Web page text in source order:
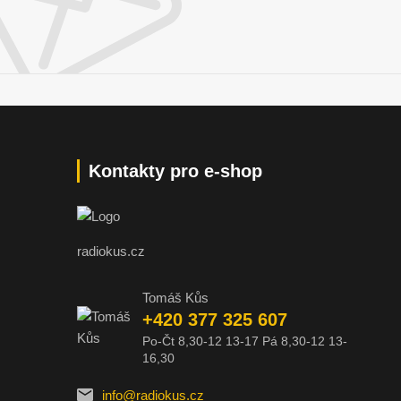
Kontakty pro e-shop
radiokus.cz
Tomáš Kůs
+420 377 325 607
Po-Čt 8,30-12 13-17 Pá 8,30-12 13-
16,30
info@radiokus.cz